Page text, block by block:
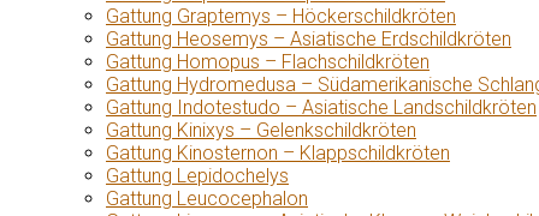
Gattung Graptemys – Höckerschildkröten
Gattung Heosemys – Asiatische Erdschildkröten
Gattung Homopus – Flachschildkröten
Gattung Hydromedusa – Südamerikanische
Gattung Indotestudo – Asiatische Landschildkröten
Gattung Kinixys – Gelenkschildkröten
Gattung Kinosternon – Klappschildkröten
Gattung Lepidochelys
Gattung Leucocephalon